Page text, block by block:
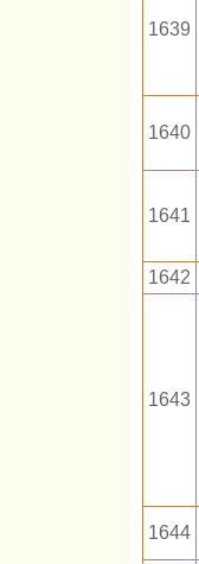
1639
1640
1641
1642
1643
1644